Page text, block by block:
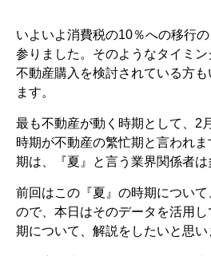
いよいよ消費税の10％への移行
参りました。そのようなタイミ
不動産購入を検討されている方
ます。
最も不動産が動く時期として、2
時期が不動産の繁忙期と言われ
期は、『夏』と言う業界関係者は
前回はこの『夏』の時期につい
ので、本日はそのデータを活用
期について、解説をしたいと思い